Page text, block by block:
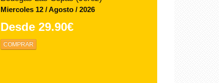
Bodegas Las Copas (Jerez)
Domingo 09 / Agosto / 2026
Desde